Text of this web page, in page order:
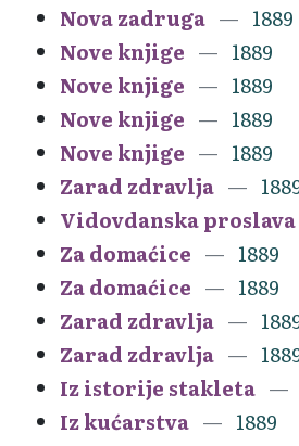
Nova zadruga
1889
Nove knjige
1889
Nove knjige
1889
Nove knjige
1889
Nove knjige
1889
Zarad zdravlja
Vidovdanska proslava
Za domaćice
1889
Za domaćice
1889
Zarad zdravlja
Zarad zdravlja
Iz istorije stakleta
Iz kućarstva
1889